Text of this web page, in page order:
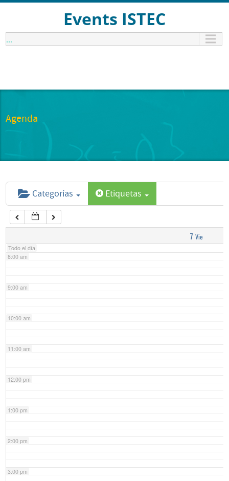
Events ISTEC
...
Agenda
Categorías Etiquetas
7 Vie
Todo el día
1:00 am
6:00 am
7:00 am
8:00 am
9:00 am
10:00 am
11:00 am
12:00 pm
1:00 pm
2:00 pm
3:00 pm